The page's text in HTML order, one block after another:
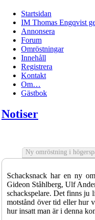
Startsidan
IM Thomas Engqvist
Annonsera
Forum
Omröstningar
Innehåll
Registrera
Kontakt
Om…
Gästbok
Notiser
Ny omröstning i
Schacksnack har en ny
Gideon Ståhlberg, Ulf
schackspelare. Det finns ju
motstånd över tid eller hur
hur insatt man är i denna